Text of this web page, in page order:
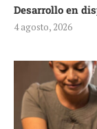
Desarrollo en
4 agosto, 2026